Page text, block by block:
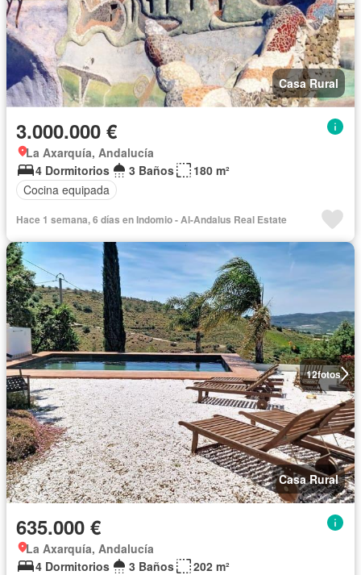
Casa Rural
3.000.000 €
La Axarquía, Andalucía
4 Dormitorios
3 Baños
180 m²
Cocina equipada
Hace 1 semana, 6 días en Indomio - Al-Andalus Real Estate
12fotos
Casa Rural
635.000 €
La Axarquía, Andalucía
4 Dormitorios
3 Baños
202 m²